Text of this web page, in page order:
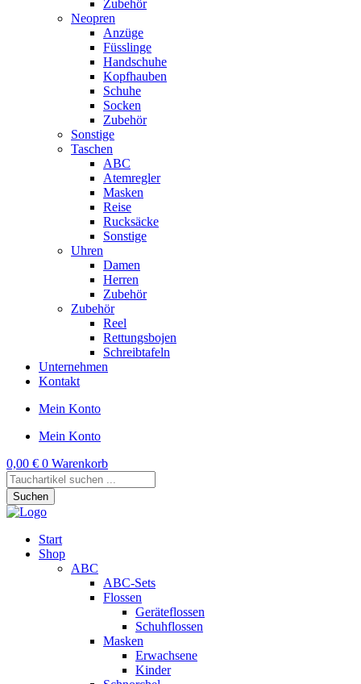
Zubehör
Neopren
Anzüge
Füsslinge
Handschuhe
Kopfhauben
Schuhe
Socken
Zubehör
Sonstige
Taschen
ABC
Atemregler
Masken
Reise
Rucksäcke
Sonstige
Uhren
Damen
Herren
Zubehör
Zubehör
Reel
Rettungsbojen
Schreibtafeln
Unternehmen
Kontakt
Mein Konto
Mein Konto
0,00 € 0 Warenkorb
Products
search
Suchen
Start
Shop
ABC
ABC-Sets
Flossen
Geräteflossen
Schuhflossen
Masken
Erwachsene
Kinder